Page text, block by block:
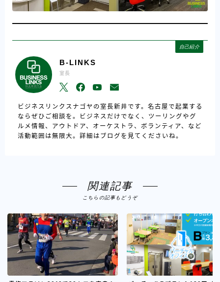
自己紹介
B-LINKS
室長
ビジネスリンクスナゴヤの室長新井です。名古屋で起業する
ならぜひご相談を。ビジネスだけでなく、ツーリングやグ
ルメ情報、アウトドア、オーケストラ、ボランティア、など
活動範囲は無限大。詳細はブログを見てくださいね。
関連記事
こちらの記事もどうぞ